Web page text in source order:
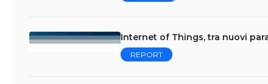
Internet of Things, tra nuovi
REPORT